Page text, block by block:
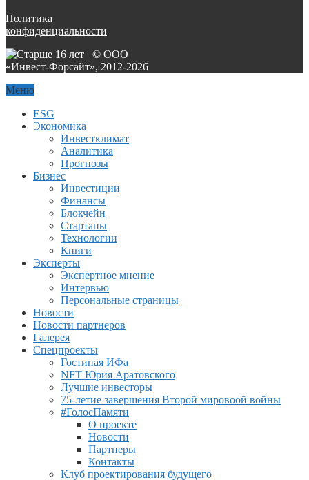
Политика
конфиденциальности
© ООО
«Инвест-Форсайт», 2012-2026
Меню
ESG
Экономика
Инвестклимат
Аналитика
Прогнозы
Бизнес
Инвестиции
Финансы
Блокчейн
Стартапы
Технологии
Книги
Эксперты
Экспертное мнение
Интервью
Персональные страницы
Новости
Новости партнеров
Галерея
Спецпроекты
Гостиная ИФа
NFT Юрия Аратовского
Лучшие инвесторы
75-летие завершения Второй мировоой войны
#ГолосПамяти
О проекте
Новости
Партнеры
Контакты
Клуб проектирования будущего